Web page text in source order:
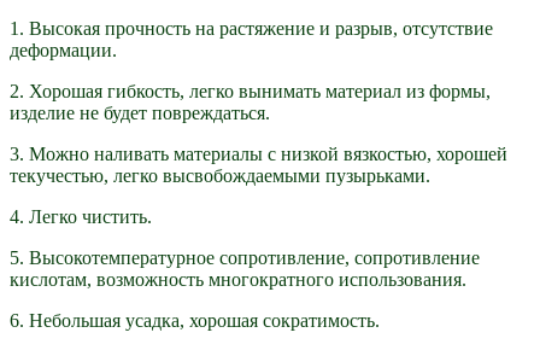
1. Высокая прочность на растяжение и разрыв, отсутствие
деформации.
2. Хорошая гибкость, легко вынимать материал из формы,
изделие не будет повреждаться.
3. Можно наливать материалы с низкой вязкостью, хорошей
текучестью, легко высвобождаемыми пузырьками.
4. Легко чистить.
5. Высокотемпературное сопротивление, сопротивление
кислотам, возможность многократного использования.
6. Небольшая усадка, хорошая сократимость.